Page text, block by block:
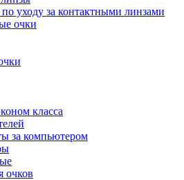
по уходу за контактными линзами
очки
класса
за компьютером
очков